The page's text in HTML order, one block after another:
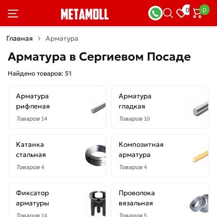
0 0
Главная Арматура
Арматура в Сергиевом Посаде
Найдено товаров: 51
Арматура
рифленая
Товаров 14
Арматура
гладкая
Товаров 10
Катанка
стальная
Товаров 4
Композитная
арматура
Товаров 4
Фиксатор
арматуры
Товаров 14
Проволока
вязальная
Товаров 5
Фильтры
×
скидкой
Цена
руб.
1.2
мм